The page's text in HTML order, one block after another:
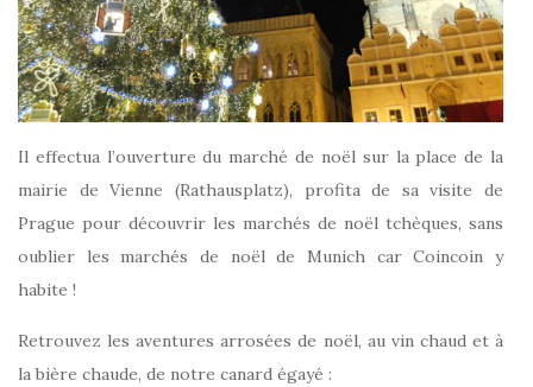
Il effectua l’ouverture du marché de noël sur la place de la
mairie de Vienne (Rathausplatz), profita de sa visite de
Prague pour découvrir les marchés de noël tchèques, sans
oublier les marchés de noël de Munich car Coincoin y
habite !
Retrouvez les aventures arrosées de noël, au vin chaud et à
la bière chaude, de notre canard égayé :